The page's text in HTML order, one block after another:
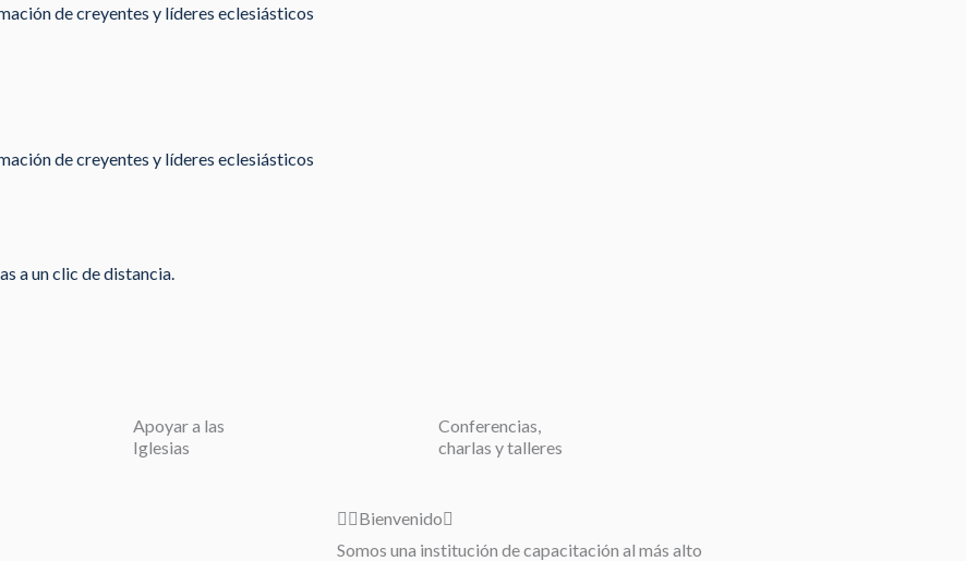
de creyentes y líderes eclesiásticos
de creyentes y líderes eclesiásticos
a un clic de distancia.
Apoyar a las
Iglesias
Conferencias,
charlas y talleres
Bienvenido
Somos una institución de capacitación al más alto